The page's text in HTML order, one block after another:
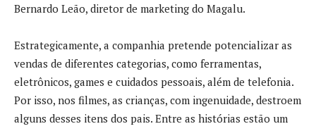
Bernardo Leão, diretor de marketing do Magalu.
Estrategicamente, a companhia pretende potencializar as
vendas de diferentes categorias, como ferramentas,
eletrônicos, games e cuidados pessoais, além de telefonia.
Por isso, nos filmes, as crianças, com ingenuidade, destroem
alguns desses itens dos pais. Entre as histórias estão um